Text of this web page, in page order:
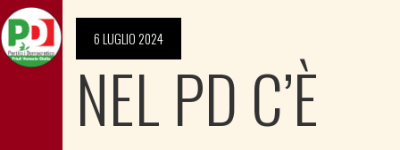
6 LUGLIO 2024
NEL PD C’È